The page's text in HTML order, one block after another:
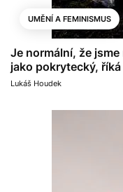
UMĚNÍ A FEMINISMUS
Je normální, že
jako pokrytecký,
Lukáš Houdek